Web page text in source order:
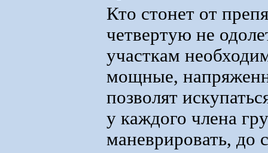
Кто стонет от
четвертую не
участкам
мощные,
позволят
у каждого члена
маневрировать, до